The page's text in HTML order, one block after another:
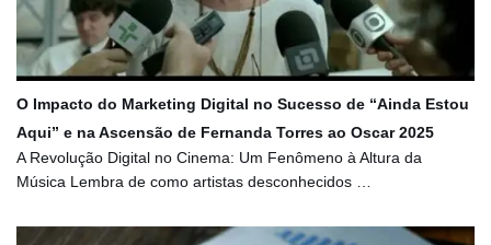
O Impacto do Marketing Digital no Sucesso de “Ainda Estou
Aqui” e na Ascensão de Fernanda Torres ao Oscar 2025
A Revolução Digital no Cinema: Um Fenômeno à Altura da
Música Lembra de como artistas desconhecidos …